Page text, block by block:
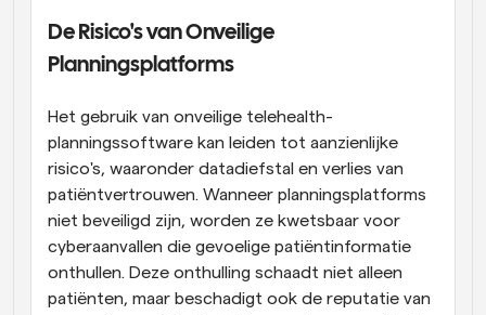
De Risico's van Onveilige
Planningsplatforms
Het gebruik van onveilige telehealth-
planningssoftware kan leiden tot aanzienlijke
risico's, waaronder datadiefstal en verlies van
patiëntvertrouwen. Wanneer planningsplatforms
niet beveiligd zijn, worden ze kwetsbaar voor
cyberaanvallen die gevoelige patiëntinformatie
onthullen. Deze onthulling schaadt niet alleen
patiënten, maar beschadigt ook de reputatie van